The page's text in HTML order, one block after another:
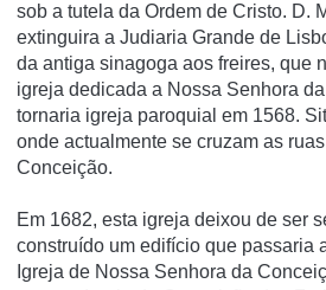
sob a tutela da Ordem de Cristo. D.
extinguira a Judiaria Grande de
da antiga sinagoga aos freires, que
igreja dedicada a Nossa Senhora
tornaria igreja paroquial em 1568.
onde actualmente se cruzam as
Conceição.
Em 1682, esta igreja deixou de ser
construído um edifício que passaria
Igreja de Nossa Senhora da